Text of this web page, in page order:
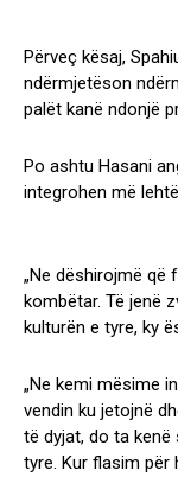
Përveç kësaj,
ndërmjetëson
palët kanë ndonjë
Po ashtu Hasani
integrohen më
„Ne dëshirojmë që
kombëtar. Të jenë
kulturën e tyre, ky
„Ne kemi mësime
vendin ku jetojnë
të dyjat, do ta
tyre. Kur flasim për